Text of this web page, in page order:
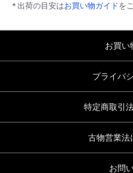
* 出荷の目安はお買い物ガイドを
お買い
プライバ
特定商取引
古物営業法
お問